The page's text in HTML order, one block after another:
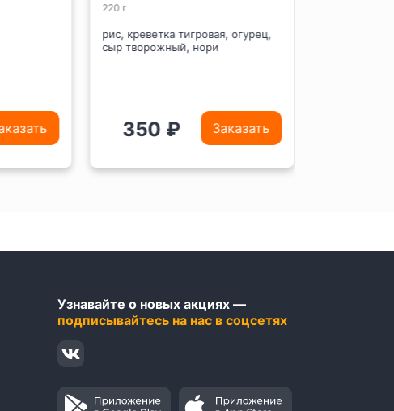
220 г
рис, креветка тигровая, огурец,
сыр творожный, нори
350 ₽ Заказать
Узнавайте о новых акциях —
подписывайтесь на нас в соцсетях